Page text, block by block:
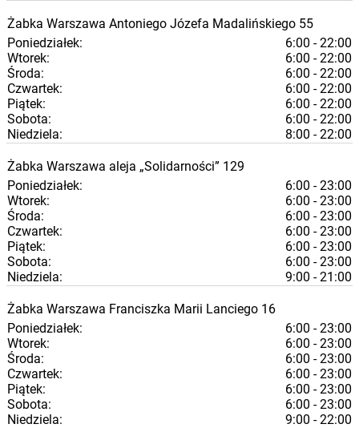
Żabka Warszawa Antoniego Józefa Madalińskiego 55
Poniedziałek:
6:00 - 22:00
Wtorek:
6:00 - 22:00
Środa:
6:00 - 22:00
Czwartek:
6:00 - 22:00
Piątek:
6:00 - 22:00
Sobota:
6:00 - 22:00
Niedziela:
8:00 - 22:00
Żabka Warszawa aleja „Solidarności” 129
Poniedziałek:
6:00 - 23:00
Wtorek:
6:00 - 23:00
Środa:
6:00 - 23:00
Czwartek:
6:00 - 23:00
Piątek:
6:00 - 23:00
Sobota:
6:00 - 23:00
Niedziela:
9:00 - 21:00
Żabka Warszawa Franciszka Marii Lanciego 16
Poniedziałek:
6:00 - 23:00
Wtorek:
6:00 - 23:00
Środa:
6:00 - 23:00
Czwartek:
6:00 - 23:00
Piątek:
6:00 - 23:00
Sobota:
6:00 - 23:00
Niedziela:
9:00 - 22:00